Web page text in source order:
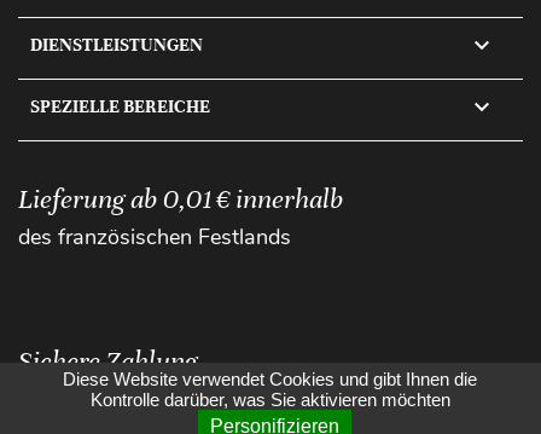
DIENSTLEISTUNGEN 
SPEZIELLE BEREICHE 
Lieferung ab 0,01 € innerhalb
des französischen Festlands
Sichere Zahlung
Diese Website verwendet Cookies und gibt Ihnen die
Kontrolle darüber, was Sie aktivieren möchten
Personifizieren